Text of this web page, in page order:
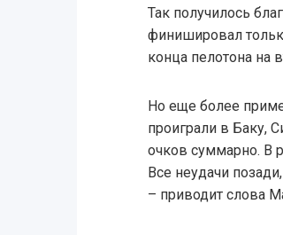
Так получилось
финишировал
конца пелотона на
Но еще более
проиграли в Баку,
очков суммарно. В
Все неудачи
– приводит слова